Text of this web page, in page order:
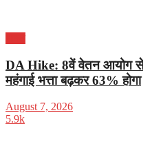
DA Hike: 8वें वेतन आयोग से
महंगाई भत्ता बढ़कर 63% होगा
August 7, 2026
5.9k